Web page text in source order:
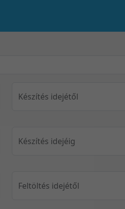
Készítés idejétől
Készítés idejéig
Feltöltés idejétől